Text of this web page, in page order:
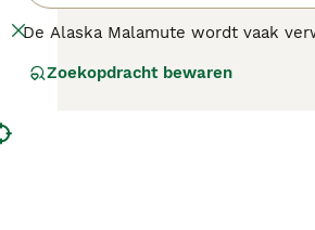
De Alaska Malamute wordt vaak
als taak om zware sledes door de
Zoekopdracht bewaren